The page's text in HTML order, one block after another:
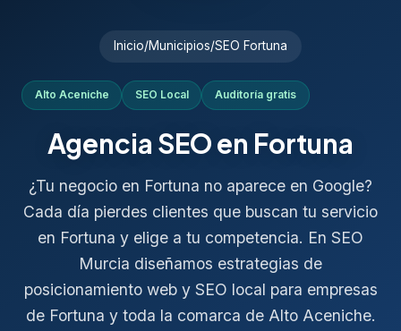
Inicio/Municipios/SEO Fortuna
Alto Aceniche SEO Local Auditoría gratis
Agencia SEO en Fortuna
¿Tu negocio en Fortuna no aparece en Google?
Cada día pierdes clientes que buscan tu servicio
en Fortuna y elige a tu competencia. En SEO
Murcia diseñamos estrategias de
posicionamiento web y SEO local para empresas
de Fortuna y toda la comarca de Alto Aceniche.